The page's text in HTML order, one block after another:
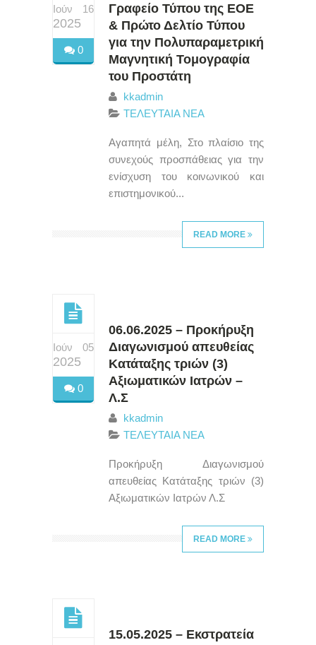
Ιούν 16
2025
0
Γραφείο Τύπου της ΕΟΕ
& Πρώτο Δελτίο Τύπου
για την Πολυπαραμετρική
Μαγνητική Τομογραφία
του Προστάτη
kkadmin
ΤΕΛΕΥΤΑΙΑ ΝΕΑ
Αγαπητά μέλη, Στο πλαίσιο της
συνεχούς προσπάθειας για την
ενίσχυση του κοινωνικού και
επιστημονικού...
READ MORE
Ιούν 05
2025
0
06.06.2025 – Προκήρυξη
Διαγωνισμού απευθείας
Κατάταξης τριών (3)
Αξιωματικών Ιατρών –
Λ.Σ
kkadmin
ΤΕΛΕΥΤΑΙΑ ΝΕΑ
Προκήρυξη Διαγωνισμού
απευθείας Κατάταξης τριών (3)
Αξιωματικών Ιατρών Λ.Σ
READ MORE
15.05.2025 – Εκστρατεία